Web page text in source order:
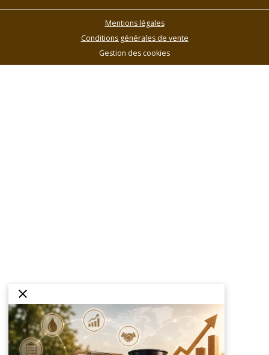
Mentions légales
Conditions générales de vente
Gestion des cookies